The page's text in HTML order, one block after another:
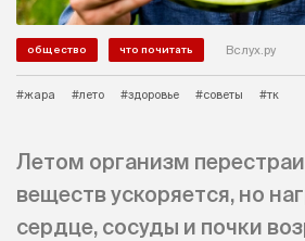
общество что почитать Вслух.ру
#жара #лето #здоровье #советы #тк
Летом организм
веществ ускоряется, но
сердце, сосуды и почки